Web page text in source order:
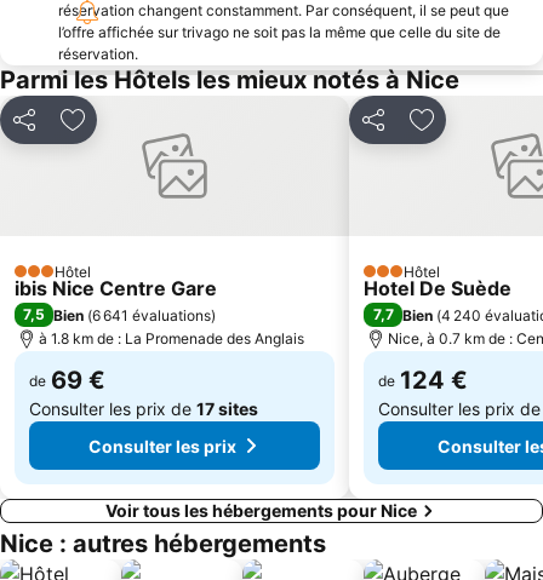
Palais des Festivals et des Congrès
Monaco Ville
Gare de Nice Saint Augustin
Acropolis de Nice
Villefranche-sur-Mer
Riquier
Hippodrome Côte d'Azur
Grand Prix de Formule 1
Casinò di Sanremo
Gare de Monaco-Monte Carlo
Gare de Cagnes-sur-Mer
Antibes Grand-Est
Gare ferroviaire de San Remo
Sanremo in fiore
Nice Etoile
réservation changent constamment. Par conséquent, il se peut que
l’offre affichée sur trivago ne soit pas la même que celle du site de
réservation.
Parmi les Hôtels les mieux notés à Nice
PartagerAjouter à mes favoris
3 Étoiles
Hôtel
ibis Nice Centre Gare
7,5 Bien (6 641 évaluations)
à 1.8 km de : La Promenade des Anglais
de 69 €
Consulter les prix de 17 sites
Consulter les prix
PartagerAjouter à
3 Étoiles
Hôtel
Hotel De Suède
7,7 Bien (4 240
Nice, à 0.7 km de :
de 124 €
Consulter les prix
Consulter
Voir tous les hébergements pour Nice
Nice : autres hébergements